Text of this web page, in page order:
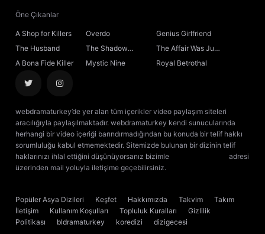
23. Bölüm
24. Bölüm
26. Bölüm
27. Bölüm
29. Bölüm Final
Öne Çıkanlar
A Shop for Killers Overdo
Genius Girlfriend
The Husband
The Shadow
Sovereign
The Affair Was Just
the Beginning
A Bona Fide Killer Mystic Nine Royal Betrothal
webdramaturkey’de yer alan tüm içerikler video paylaşım siteleri
aracılığıyla paylaşılmaktadır. webdramaturkey kendi sunucularında
herhangi bir video içeriği barındırmadığından bu konuda bir telif hakkı
sorumluluğu kabul etmemektedir. Sitemizde bulunan bir dizinin telif
haklarınızı ihlal ettiğini düşünüyorsanız bizimle
adresi
üzerinden mail yoluyla iletişime geçebilirsiniz.
Popüler Asya Dizileri Keşfet Hakkımızda Takvim
Takım
İletişim
Kullanım Koşulları Topluluk Kuralları
Gizlilik
Politikası
bldramaturkey koredizi
dizigecesi